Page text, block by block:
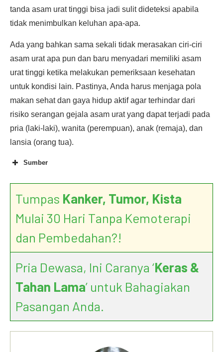
tanda asam urat tinggi bisa jadi sulit dideteksi apabila
tidak menimbulkan keluhan apa-apa.
Ada yang bahkan sama sekali tidak merasakan ciri-ciri
asam urat apa pun dan baru menyadari memiliki asam
urat tinggi ketika melakukan pemeriksaan kesehatan
untuk kondisi lain. Pastinya, Anda harus menjaga pola
makan sehat dan gaya hidup aktif agar terhindar dari
risiko serangan gejala asam urat yang dapat terjadi pada
pria (laki-laki), wanita (perempuan), anak (remaja), dan
lansia (orang tua).
Sumber
Effects of Noni (Morinda Citrifolia) Fruit Juice
Tumpas Kanker, Tumor, Kista
Mulai 30 Hari Tanpa Kemoterapi
dan Pembedahan?!
Pria Dewasa, Ini Caranya ‘Keras &
Tahan Lama’ untuk Bahagiakan
Pasangan Anda.